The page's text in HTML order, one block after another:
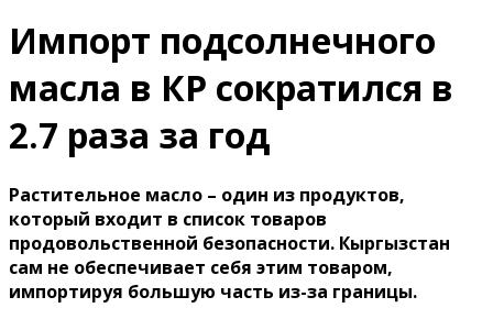
Импорт подсолнечного
масла в КР сократился в
2.7 раза за год
Растительное масло – один из продуктов,
который входит в список товаров
продовольственной безопасности. Кыргызстан
сам не обеспечивает себя этим товаром,
импортируя большую часть из-за границы.